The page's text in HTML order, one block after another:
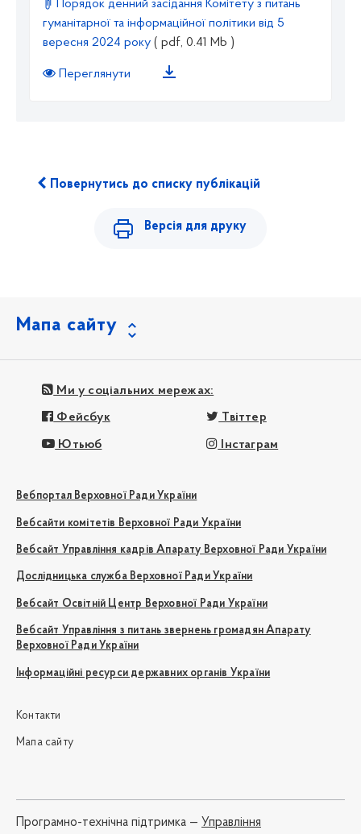
Порядок денний засідання Комітету з питань
гуманітарної та інформаційної політики від 5
вересня 2024 року ( pdf, 0.41 Mb )
Переглянути
Повернутись до списку публікацій
Версія для друку
Мапа сайту
Ми у соціальних мережах:
Фейсбук Твіттер
Ютьюб Інстаграм
Вебпортал Верховної Ради України
Вебсайти комітетів Верховної Ради України
Вебсайт Управління кадрів Апарату Верховної Ради України
Дослідницька служба Верховної Ради України
Вебсайт Освітній Центр Верховної Ради України
Вебсайт Управління з питань звернень громадян Апарату
Верховної Ради України
Інформаційні ресурси державних органів України
Контакти
Мапа сайту
Програмно-технічна підтримка — Управління